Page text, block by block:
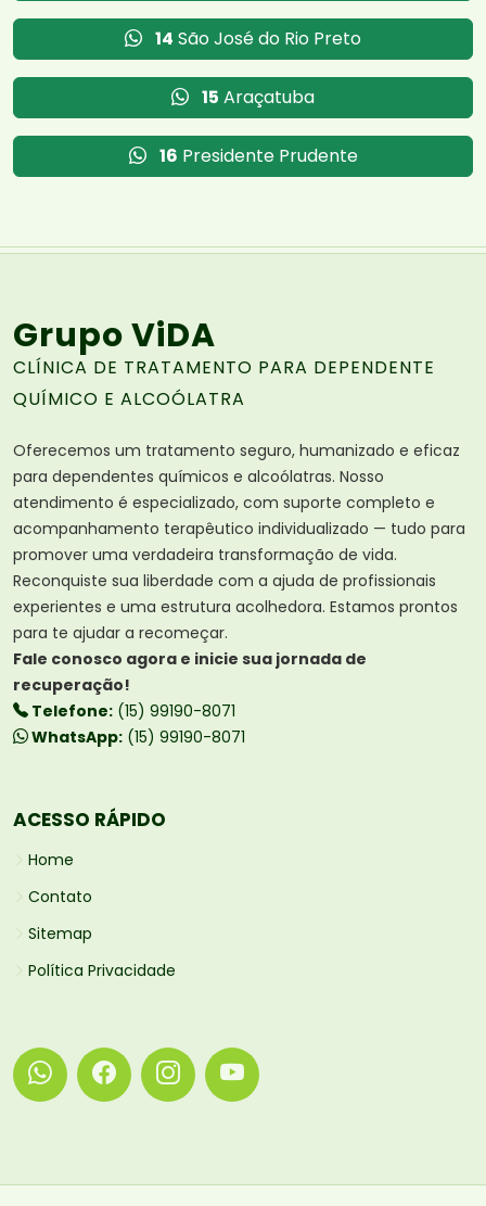
14 São José do Rio Preto
15 Araçatuba
16 Presidente Prudente
Grupo ViDA
CLÍNICA DE TRATAMENTO PARA DEPENDENTE
QUÍMICO E ALCOÓLATRA
Oferecemos um tratamento seguro, humanizado e eficaz
para dependentes químicos e alcoólatras. Nosso
atendimento é especializado, com suporte completo e
acompanhamento terapêutico individualizado — tudo para
promover uma verdadeira transformação de vida.
Reconquiste sua liberdade com a ajuda de profissionais
experientes e uma estrutura acolhedora. Estamos prontos
para te ajudar a recomeçar.
Fale conosco agora e inicie sua jornada de
recuperação!
Telefone: (15) 99190-8071
WhatsApp: (15) 99190-8071
ACESSO RÁPIDO
Home
Contato
Sitemap
Política Privacidade